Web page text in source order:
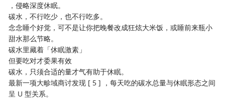
，侵略深度休眠。
碳水，不行吃少，也不行吃多。
念念睡个好觉，可不是让你把晚餐改成狂炫大米饭，或睡前来瓶小
甜水那么节略。
碳水里藏着「休眠激素」
但要吃对才委果有效
碳水，只须合适的量才气有助于休眠。
最新一项大畛域商讨发现 [ 5 ] ，每天吃的碳水总量与休眠形态之间
呈 U 型关系。